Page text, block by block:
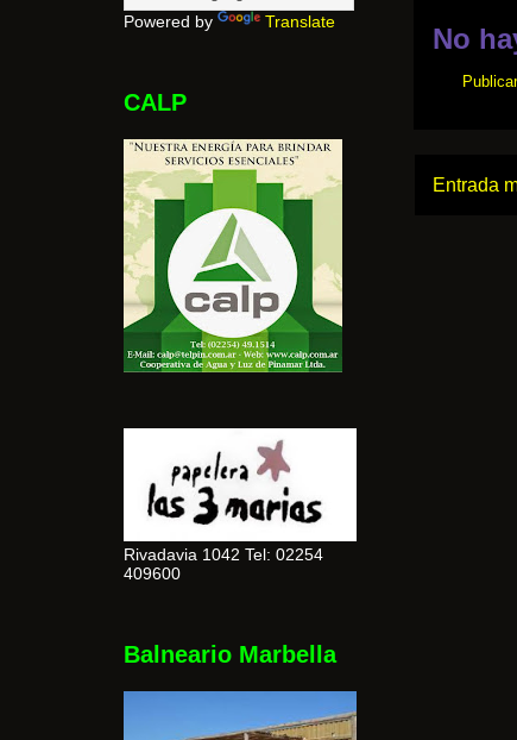
No
Entrada
Powered by Translate
CALP
Rivadavia 1042 Tel: 02254
409600
Balneario Marbella